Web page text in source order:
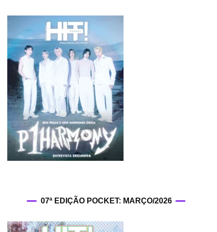
07ª EDIÇÃO POCKET: MARÇO/2026